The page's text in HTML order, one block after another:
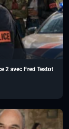
2 avec Fred Testot